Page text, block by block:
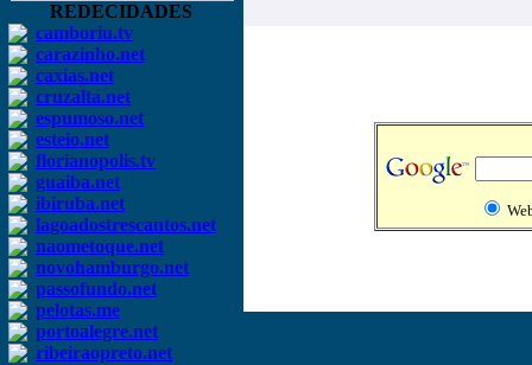
REDECIDADES
camboriu.tv
carazinho.net
caxias.net
cruzalta.net
espumoso.net
esteio.net
florianopolis.tv
guaiba.net
ibiruba.net
lagoadostrescantos.net
naometoque.net
novohamburgo.net
passofundo.net
pelotas.me
portoalegre.net
ribeiraopreto.net